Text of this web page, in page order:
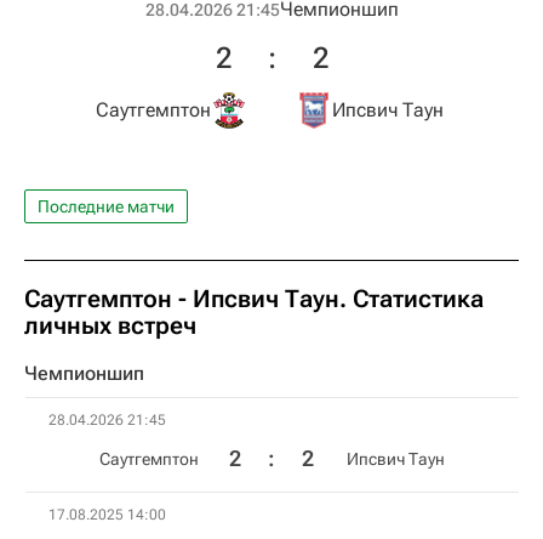
28.04.2026 21:45Чемпионшип
Саутгемптон
2 : 2
Ипсвич Таун
Последние матчи
Саутгемптон - Ипсвич Таун. Статистика
личных встреч
Чемпионшип
28.04.2026 21:45
Саутгемптон 2 : 2 Ипсвич Таун
17.08.2025 14:00